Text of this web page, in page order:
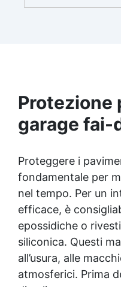
Protezione
garage fai-
Proteggere i
fondamentale per
nel tempo. Per un
efficace, è
epossidiche o
siliconica. Questi
all’usura, alle
atmosferici. Prima